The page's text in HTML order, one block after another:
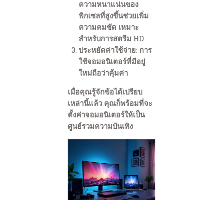
ความหนาแน่นของ
พิกเซลที่สูงขึ้นช่วยเพิ่ม
ความคมชัด เหมาะ
สำหรับการสตรีม HD
ประหยัดค่าใช้จ่าย: การ
ใช้จอมอนิเตอร์ที่มีอยู่
ใหม่ถือว่าคุ้มค่า
เมื่อคุณรู้จักข้อได้เปรียบ
เหล่านี้แล้ว คุณก็พร้อมที่จะ
ตั้งค่าจอมอนิเตอร์ให้เป็น
ศูนย์รวมความบันเทิง